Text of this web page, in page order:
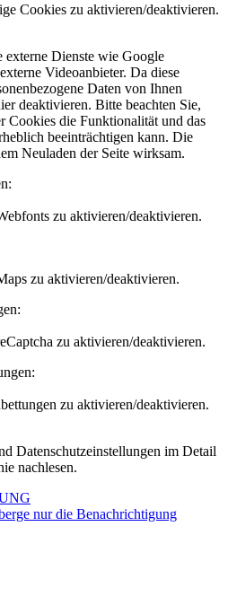
Cookies zu aktivieren/deaktivieren.
externe Dienste wie Google
Videoanbieter. Da diese
Daten von Ihnen
deaktivieren. Bitte beachten Sie,
Cookies die Funktionalität und das
beeinträchtigen kann. Die
Neuladen der Seite wirksam.
zu aktivieren/deaktivieren.
zu aktivieren/deaktivieren.
zu aktivieren/deaktivieren.
zu aktivieren/deaktivieren.
Datenschutzeinstellungen im Detail
nachlesen.
nur die Benachrichtigung